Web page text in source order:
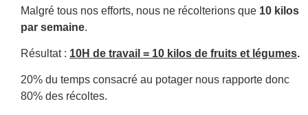
Malgré tous nos efforts, nous ne récolterions que 10 kilos
par semaine.
Résultat : 10H de travail = 10 kilos de fruits et légumes.
20% du temps consacré au potager nous rapporte donc
80% des récoltes.